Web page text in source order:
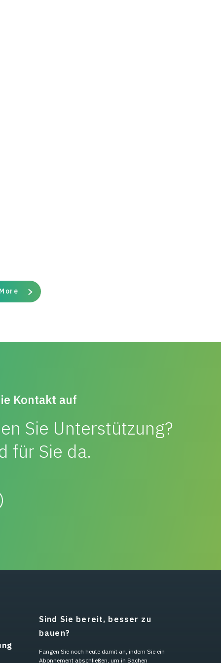
Kontakt auf
Sie Unterstützung?
für Sie da.
Sind Sie bereit, besser zu
bauen?
Fangen Sie noch heute damit an, indem Sie ein
Abonnement abschließen, um in Sachen